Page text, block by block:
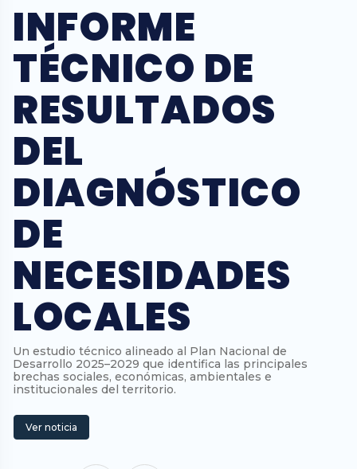
INFORME
TÉCNICO DE
RESULTADOS
DEL
DIAGNÓSTICO
DE
NECESIDADES
LOCALES
Un estudio técnico alineado al Plan Nacional de
Desarrollo 2025–2029 que identifica las principales
brechas sociales, económicas, ambientales e
institucionales del territorio.
Ver noticia